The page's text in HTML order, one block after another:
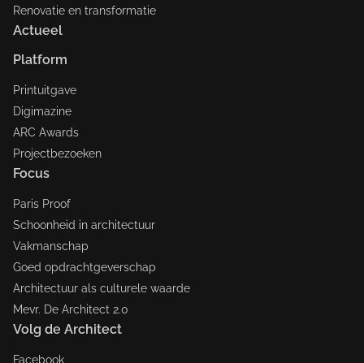
Renovatie en transformatie
Actueel
Platform
Printuitgave
Digimazine
ARC Awards
Projectbezoeken
Focus
Paris Proof
Schoonheid in architectuur
Vakmanschap
Goed opdrachtgeverschap
Architectuur als culturele waarde
Mevr. De Architect 2.0
Volg de Architect
Facebook